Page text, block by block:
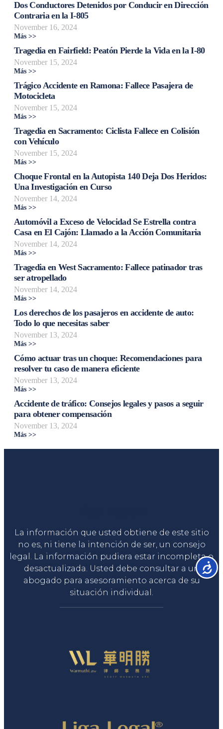
Dos Conductores Detenidos por Conducir en Dirección
Contraria en la I-805
November 16, 2024
Más >>
Tragedia en Fairfield: Peatón Pierde la Vida en la I-80
November 15, 2024
Más >>
Trágico Accidente en Ramona: Fallece Pasajera de
Motocicleta
November 15, 2024
Más >>
Tragedia en Sacramento: Ciclista Fallece en Colisión
con Vehículo
November 15, 2024
Más >>
Choque Frontal en la Autopista 140 Deja Dos Heridos:
Una Investigación en Curso
November 14, 2024
Más >>
Automóvil a Exceso de Velocidad Se Estrella contra
Casa en El Cajón: Llamado a la Acción Comunitaria
November 14, 2024
Más >>
Tragedia en West Sacramento: Fallece patinador tras
ser atropellado
November 14, 2024
Más >>
Los derechos de los pasajeros en accidente de auto:
Todo lo que necesitas saber
November 13, 2024
Más >>
Cómo actuar tras un choque: Recomendaciones para
resolver tu caso de manera eficiente
November 13, 2024
Más >>
Accidente de tráfico: Consejos legales y pasos a seguir
para obtener compensación
November 13, 2024
Más >>
La información que usted obtiene de este sitio
no es, ni tiene la intención de ser, un consejo
legal. La información pudiera estar incompleta o
desactualizada. Usted debe consultar a un
abogado para asesoramiento acerca de su
situación individual.